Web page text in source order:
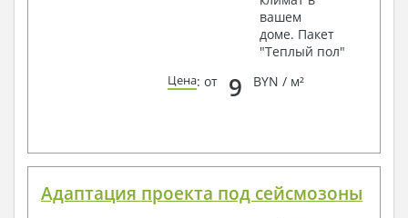
вашем
доме. Пакет
"Теплый пол"
Цена: от 9 BYN / м²
Адаптация проекта под сейсмозоны